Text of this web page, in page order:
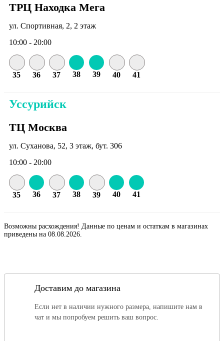
ТРЦ Находка Мега
ул. Спортивная, 2, 2 этаж
10:00 - 20:00
35 36 37 38 39 40 41
Уссурийск
ТЦ Москва
ул. Суханова, 52, 3 этаж, бут. 306
10:00 - 20:00
35 36 37 38 39 40 41
Возможны расхождения! Данные по ценам и остаткам в магазинах
приведены на 08.08.2026.
Доставим до магазина
Если нет в наличии нужного размера, напишите нам в
чат и мы попробуем решить ваш вопрос.